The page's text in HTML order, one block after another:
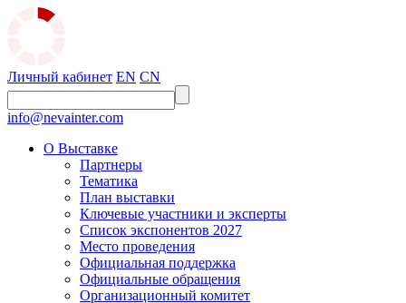
Личный кабинет EN CN
info@nevainter.com
О Выставке
Партнеры
Тематика
План выставки
Ключевые участники и эксперты
Список экспонентов 2027
Место проведения
Официальная поддержка
Официальные обращения
Организационный комитет